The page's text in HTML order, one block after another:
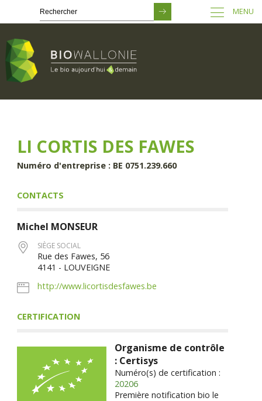
principal
MENU
LI CORTIS DES FAWES
Numéro d'entreprise : BE 0751.239.660
CONTACTS
Michel MONSEUR
SIÈGE SOCIAL
Rue des Fawes, 56
4141 - LOUVEIGNE
http://www.licortisdesfawes.be
CERTIFICATION
Organisme de contrôle
: Certisys
Numéro(s) de certification :
20206
Première notification bio le